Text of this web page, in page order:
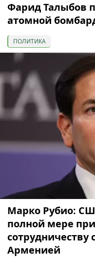
Фарид Талыбов
атомной
ПОЛИТИКА
Марко Рубио:
полной мере
Арменией